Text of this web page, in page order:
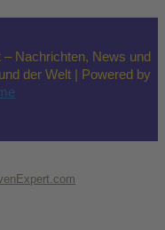
Nachrichten, News und
der Welt | Powered by